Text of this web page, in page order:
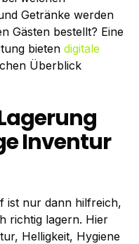
Getränke werden
Gästen bestellt? Eine
bieten digitale
Überblick
Inventur
ist nur dann hilfreich,
richtig lagern. Hier
Helligkeit, Hygiene